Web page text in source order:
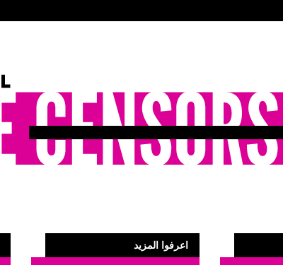
اعرفوا المزيد